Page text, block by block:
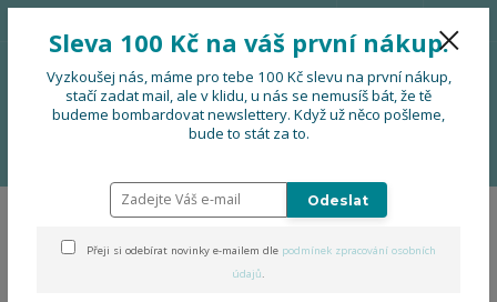
Menu
0 Kč
Folklorní taška přes rameno
Sleva 100 Kč na váš první nákup.
Vyzkoušej nás, máme pro tebe 100 Kč slevu na první nákup,
stačí zadat mail, ale v klidu, u nás se nemusíš bát, že tě
budeme bombardovat newslettery. Když už něco pošleme,
bude to stát za to.
Odeslat
Přeji si odebírat novinky e-mailem dle podmínek zpracování osobních
údajů.